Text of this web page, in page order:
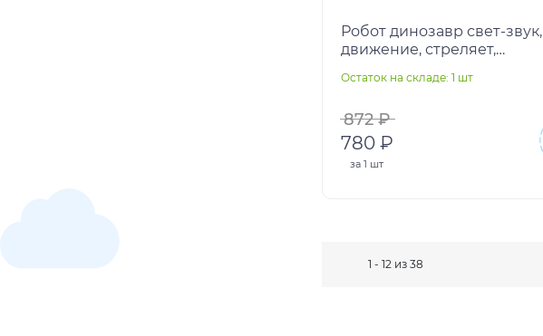
Робот динозавр свет-звук,
движение, стреляет,
ТЕХНОДРАЙВ в кор.2*24шт
Остаток на складе: 1 шт
872 ₽
780 ₽
за 1 шт
1 - 12 из 38